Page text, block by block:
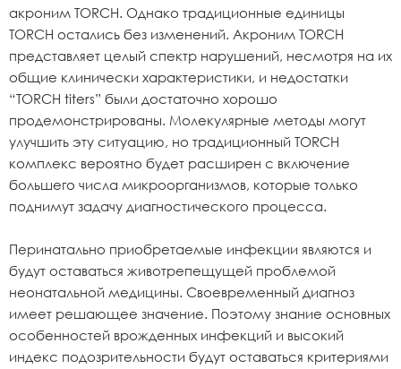
акроним TORCH. Однако традиционные единицы
TORCH остались без изменений. Акроним TORCH
представляет целый спектр нарушений, несмотря на их
общие клинически характеристики, и недостатки
“TORCH titers” были достаточно хорошо
продемонстрированы. Молекулярные методы могут
улучшить эту ситуацию, но традиционный TORCH
комплекс вероятно будет расширен с включение
большего числа микроорганизмов, которые только
поднимут задачу диагностического процесса.
Перинатально приобретаемые инфекции являются и
будут оставаться животрепещущей проблемой
неонатальной медицины. Своевременный диагноз
имеет решающее значение. Поэтому знание основных
особенностей врожденных инфекций и высокий
индекс подозрительности будут оставаться критериями